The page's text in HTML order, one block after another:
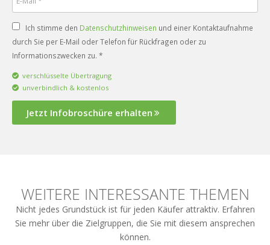
Ich stimme den Datenschutzhinweisen und einer Kontaktaufnahme
durch Sie per E-Mail oder Telefon für Rückfragen oder zu
Informationszwecken zu. *
verschlüsselte Übertragung
unverbindlich & kostenlos
Jetzt Infobroschüre erhalten
WEITERE INTERESSANTE THEMEN
Nicht jedes Grundstück ist für jeden Käufer attraktiv. Erfahren
Sie mehr über die Zielgruppen, die Sie mit diesem ansprechen
können.